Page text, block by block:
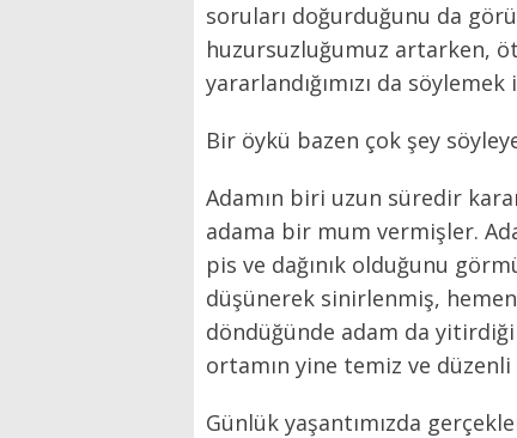
soruları doğurduğunu da
huzursuzluğumuz artarken,
yararlandığımızı da
Bir öykü bazen çok şey
Adamın biri uzun süredir
adama bir mum vermişler.
pis ve dağınık olduğunu
düşünerek sinirlenmiş,
döndüğünde adam da
ortamın yine temiz ve
Günlük yaşantımızda